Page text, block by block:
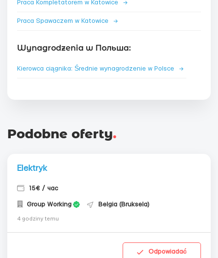
Praca Kompletatorem w Katowice →
Praca Spawaczem w Katowice →
Wynagrodzenia w Польша:
Kierowca ciągnika: Średnie wynagrodzenie w Polsce →
Podobne oferty.
Elektryk
15€ / час
Group Working Belgia (Bruksela)
4 godziny temu
Odpowiadać